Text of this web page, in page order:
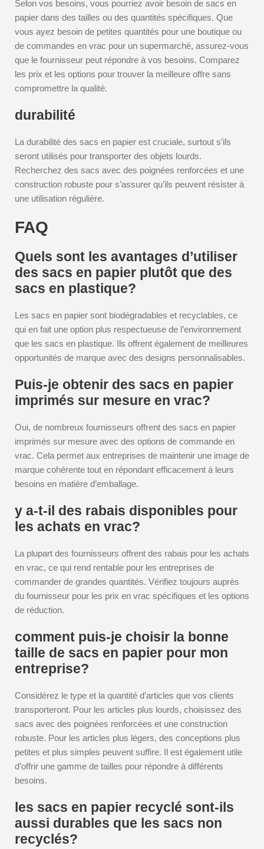
Selon vos besoins, vous pourriez avoir besoin de sacs en
papier dans des tailles ou des quantités spécifiques. Que
vous ayez besoin de petites quantités pour une boutique ou
de commandes en vrac pour un supermarché, assurez-vous
que le fournisseur peut répondre à vos besoins. Comparez
les prix et les options pour trouver la meilleure offre sans
compromettre la qualité.
durabilité
La durabilité des sacs en papier est cruciale, surtout s’ils
seront utilisés pour transporter des objets lourds.
Recherchez des sacs avec des poignées renforcées et une
construction robuste pour s’assurer qu’ils peuvent résister à
une utilisation régulière.
FAQ
Quels sont les avantages d’utiliser
des sacs en papier plutôt que des
sacs en plastique?
Les sacs en papier sont biodégradables et recyclables, ce
qui en fait une option plus respectueuse de l’environnement
que les sacs en plastique. Ils offrent également de meilleures
opportunités de marque avec des designs personnalisables.
Puis-je obtenir des sacs en papier
imprimés sur mesure en vrac?
Oui, de nombreux fournisseurs offrent des sacs en papier
imprimés sur mesure avec des options de commande en
vrac. Cela permet aux entreprises de maintenir une image de
marque cohérente tout en répondant efficacement à leurs
besoins en matière d’emballage.
y a-t-il des rabais disponibles pour
les achats en vrac?
La plupart des fournisseurs offrent des rabais pour les achats
en vrac, ce qui rend rentable pour les entreprises de
commander de grandes quantités. Vérifiez toujours auprès
du fournisseur pour les prix en vrac spécifiques et les options
de réduction.
comment puis-je choisir la bonne
taille de sacs en papier pour mon
entreprise?
Considérez le type et la quantité d’articles que vos clients
transporteront. Pour les articles plus lourds, choisissez des
sacs avec des poignées renforcées et une construction
robuste. Pour les articles plus légers, des conceptions plus
petites et plus simples peuvent suffire. Il est également utile
d’offrir une gamme de tailles pour répondre à différents
besoins.
les sacs en papier recyclé sont-ils
aussi durables que les sacs non
recyclés?